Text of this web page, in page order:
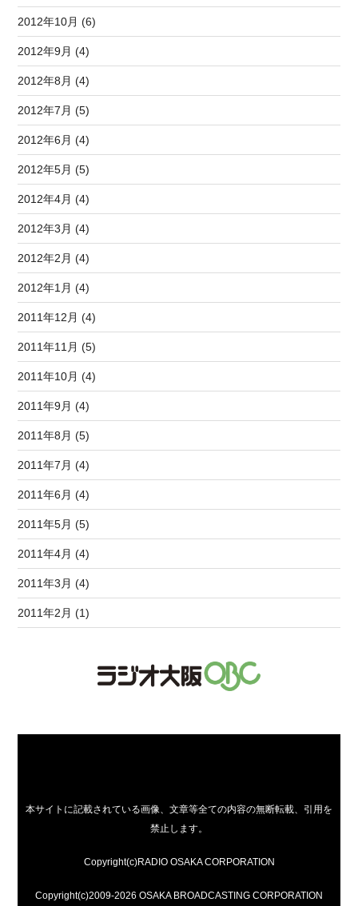
2012年10月 (6)
2012年9月 (4)
2012年8月 (4)
2012年7月 (5)
2012年6月 (4)
2012年5月 (5)
2012年4月 (4)
2012年3月 (4)
2012年2月 (4)
2012年1月 (4)
2011年12月 (4)
2011年11月 (5)
2011年10月 (4)
2011年9月 (4)
2011年8月 (5)
2011年7月 (4)
2011年6月 (4)
2011年5月 (5)
2011年4月 (4)
2011年3月 (4)
2011年2月 (1)
本サイトに記載されている画像、文章等全ての内容の無断転載、引用を
禁止します。
Copyright(c)RADIO OSAKA CORPORATION
Copyright(c)2009-2026 OSAKA BROADCASTING CORPORATION